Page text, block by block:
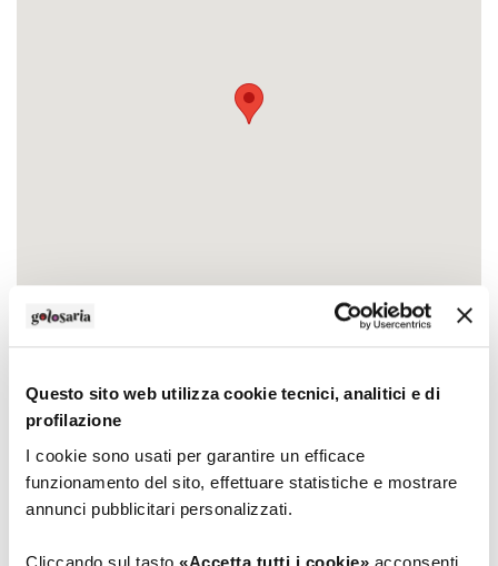
Questo sito web utilizza cookie tecnici, analitici e di
profilazione
I cookie sono usati per garantire un efficace
funzionamento del sito, effettuare statistiche e mostrare
annunci pubblicitari personalizzati.
Cliccando sul tasto «Accetta tutti i cookie» acconsenti
Indirizzo
Via della Saliceta 15 - strada provinciale 5
Medolla (Modena)